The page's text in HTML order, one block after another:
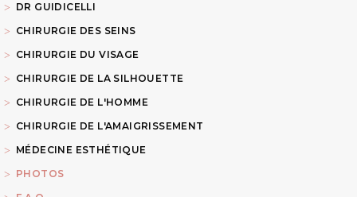
DR GUIDICELLI
CHIRURGIE DES SEINS
CHIRURGIE DU VISAGE
CHIRURGIE DE LA SILHOUETTE
CHIRURGIE DE L'HOMME
CHIRURGIE DE L'AMAIGRISSEMENT
MÉDECINE ESTHÉTIQUE
PHOTOS